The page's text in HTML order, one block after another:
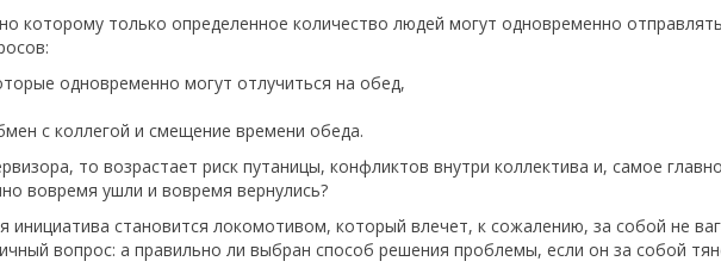
которому только определенное количество людей могут одновременно
одновременно могут отлучиться на обед,
с коллегой и смещение времени обеда.
то возрастает риск путаницы, конфликтов внутри коллектива и, самое
вовремя ушли и вовремя вернулись?
становится локомотивом, который влечет, к сожалению, за собой не
вопрос: а правильно ли выбран способ решения проблемы, если он за собой